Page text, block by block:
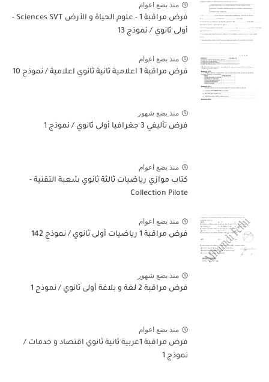
منذ بضع اعوام
فرض مراقبة 1 - علوم الحياة و الأرض Sciences SVT -
أولى ثانوي / نموذج 13
منذ بضع اعوام
فرض مراقبة 1 اعلامية ثانية ثانوي اعلامية / نموذج 10
منذ بضع شهور
فرض تأليفي 3 جغرافيا أولى ثانوي / نموذج 1
منذ بضع اعوام
كتاب موازي رياضيات ثالثة ثانوي شعبة التقنية -
Collection Pilote
منذ بضع اعوام
فرض مراقبة 1 رياضيات أولى ثانوي / نموذج 142
منذ بضع شهور
فرض مراقبة 2 لغة و بلاغة أولى ثانوي / نموذج 1
منذ بضع اعوام
فرض مراقبة 1عربية ثانية ثانوي اقتصاد و خدمات /
نموذج 1